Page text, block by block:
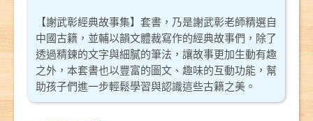
【謝武彰經典故事集】套書，乃是謝武彰老師精選自
中國古籍，並輔以韻文體裁寫作的經典故事們，除了
透過精鍊的文字與細膩的筆法，讓故事更加生動有趣
之外，本套書也以豐富的圖文、趣味的互動功能，幫
助孩子們進一步輕鬆學習與認識這些古籍之美。